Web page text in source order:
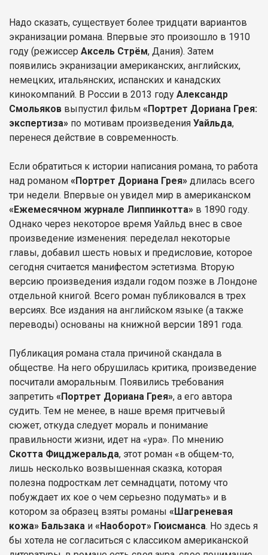
Надо сказать, существует более тридцати вариантов
экранизации романа. Впервые это произошло в 1910
году (режиссер Аксель Стрём, Дания). Затем
появились экранизации американских, английских,
немецких, итальянских, испанских и канадских
кинокомпаний. В России в 2013 году Александр
Смольяков выпустил фильм «Портрет Дориана Грея:
экспертиза» по мотивам произведения Уайльда,
перенеся действие в современность.
Если обратиться к истории написания романа, то работа
над романом «Портрет Дориана Грея» длилась всего
три недели. Впервые он увидел мир в американском
«Ежемесячном журнале Липпинкотта» в 1890 году.
Однако через некоторое время Уайльд внес в свое
произведение изменения: переделал некоторые
главы, добавил шесть новых и предисловие, которое
сегодня считается манифестом эстетизма. Вторую
версию произведения издали годом позже в Лондоне
отдельной книгой. Всего роман публиковался в трех
версиях. Все издания на английском языке (а также
переводы) основаны на книжной версии 1891 года.
Публикация романа стала причиной скандала в
обществе. На него обрушилась критика, произведение
посчитали аморальным. Появились требования
запретить «Портрет Дориана Грея», а его автора
судить. Тем не менее, в наше время притчевый
сюжет, откуда следует мораль и понимание
правильности жизни, идет на «ура». По мнению
Скотта Фицджеральда, этот роман «в общем-то,
лишь несколько возвышенная сказка, которая
полезна подросткам лет семнадцати, потому что
побуждает их кое о чем серьезно подумать» и в
котором за образец взяты романы «Шагреневая
кожа» Бальзака и «Наоборот» Гюисманса. Но здесь я
бы хотела не согласиться с классиком американской